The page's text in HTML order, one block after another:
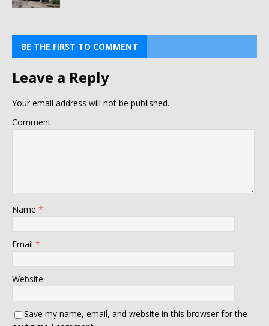
BE THE FIRST TO COMMENT
Leave a Reply
Your email address will not be published.
Comment
Name *
Email *
Website
Save my name, email, and website in this browser for the